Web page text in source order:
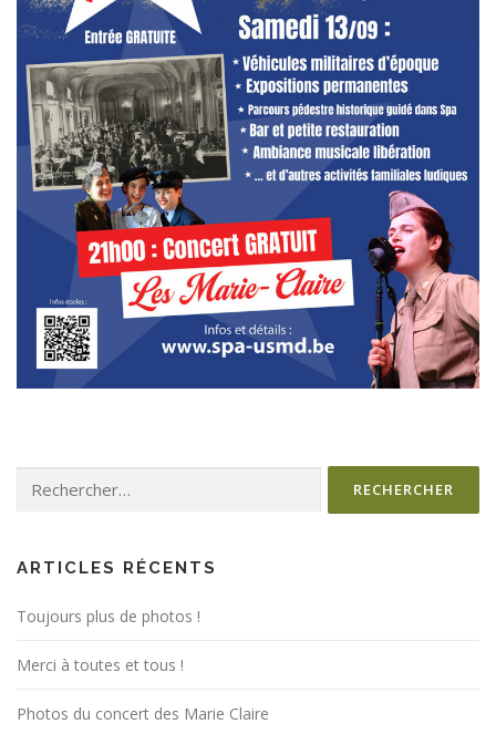
ARTICLES RÉCENTS
Toujours plus de photos !
Merci à toutes et tous !
Photos du concert des Marie Claire